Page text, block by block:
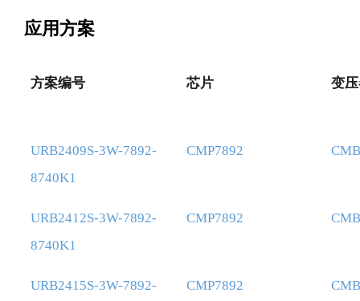
应用方案
方案编号 芯片 变
方案编号 芯片 变
URB2409S-3W-7892-
8740K1
CMP7892
URB2412S-3W-7892-
8740K1
CMP7892
URB2415S-3W-7892-
CMP7892